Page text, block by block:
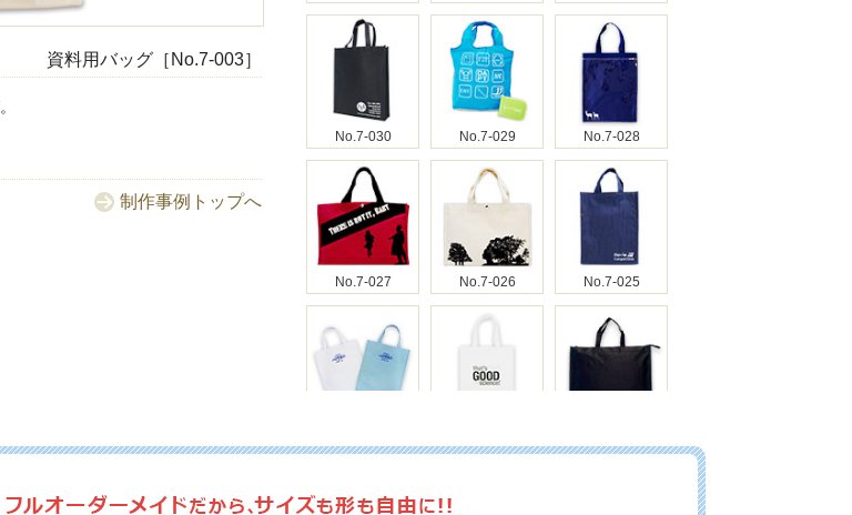
資料用バッグ［No.7-003］
制作事例トップへ
No.7-030 No.7-029 No.7-028
No.7-027 No.7-026 No.7-025